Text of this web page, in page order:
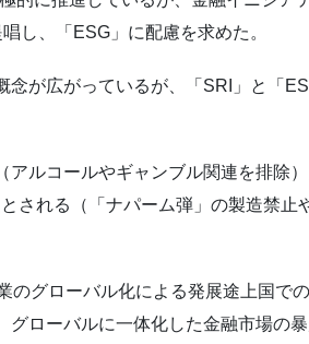
し、「ESG」に配慮を求めた。
が広がっているが、「SRI」と「
ルコールやギャンブル関連を排除
される（「ナパーム弾」の製造禁止
のグローバル化による発展途上国で
ローバルに一体化した金融市場の